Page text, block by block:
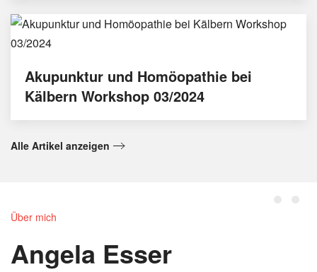
Akupunktur und Homöopathie bei
Kälbern Workshop 03/2024
Alle Artikel anzeigen
Über mich
Angela Esser